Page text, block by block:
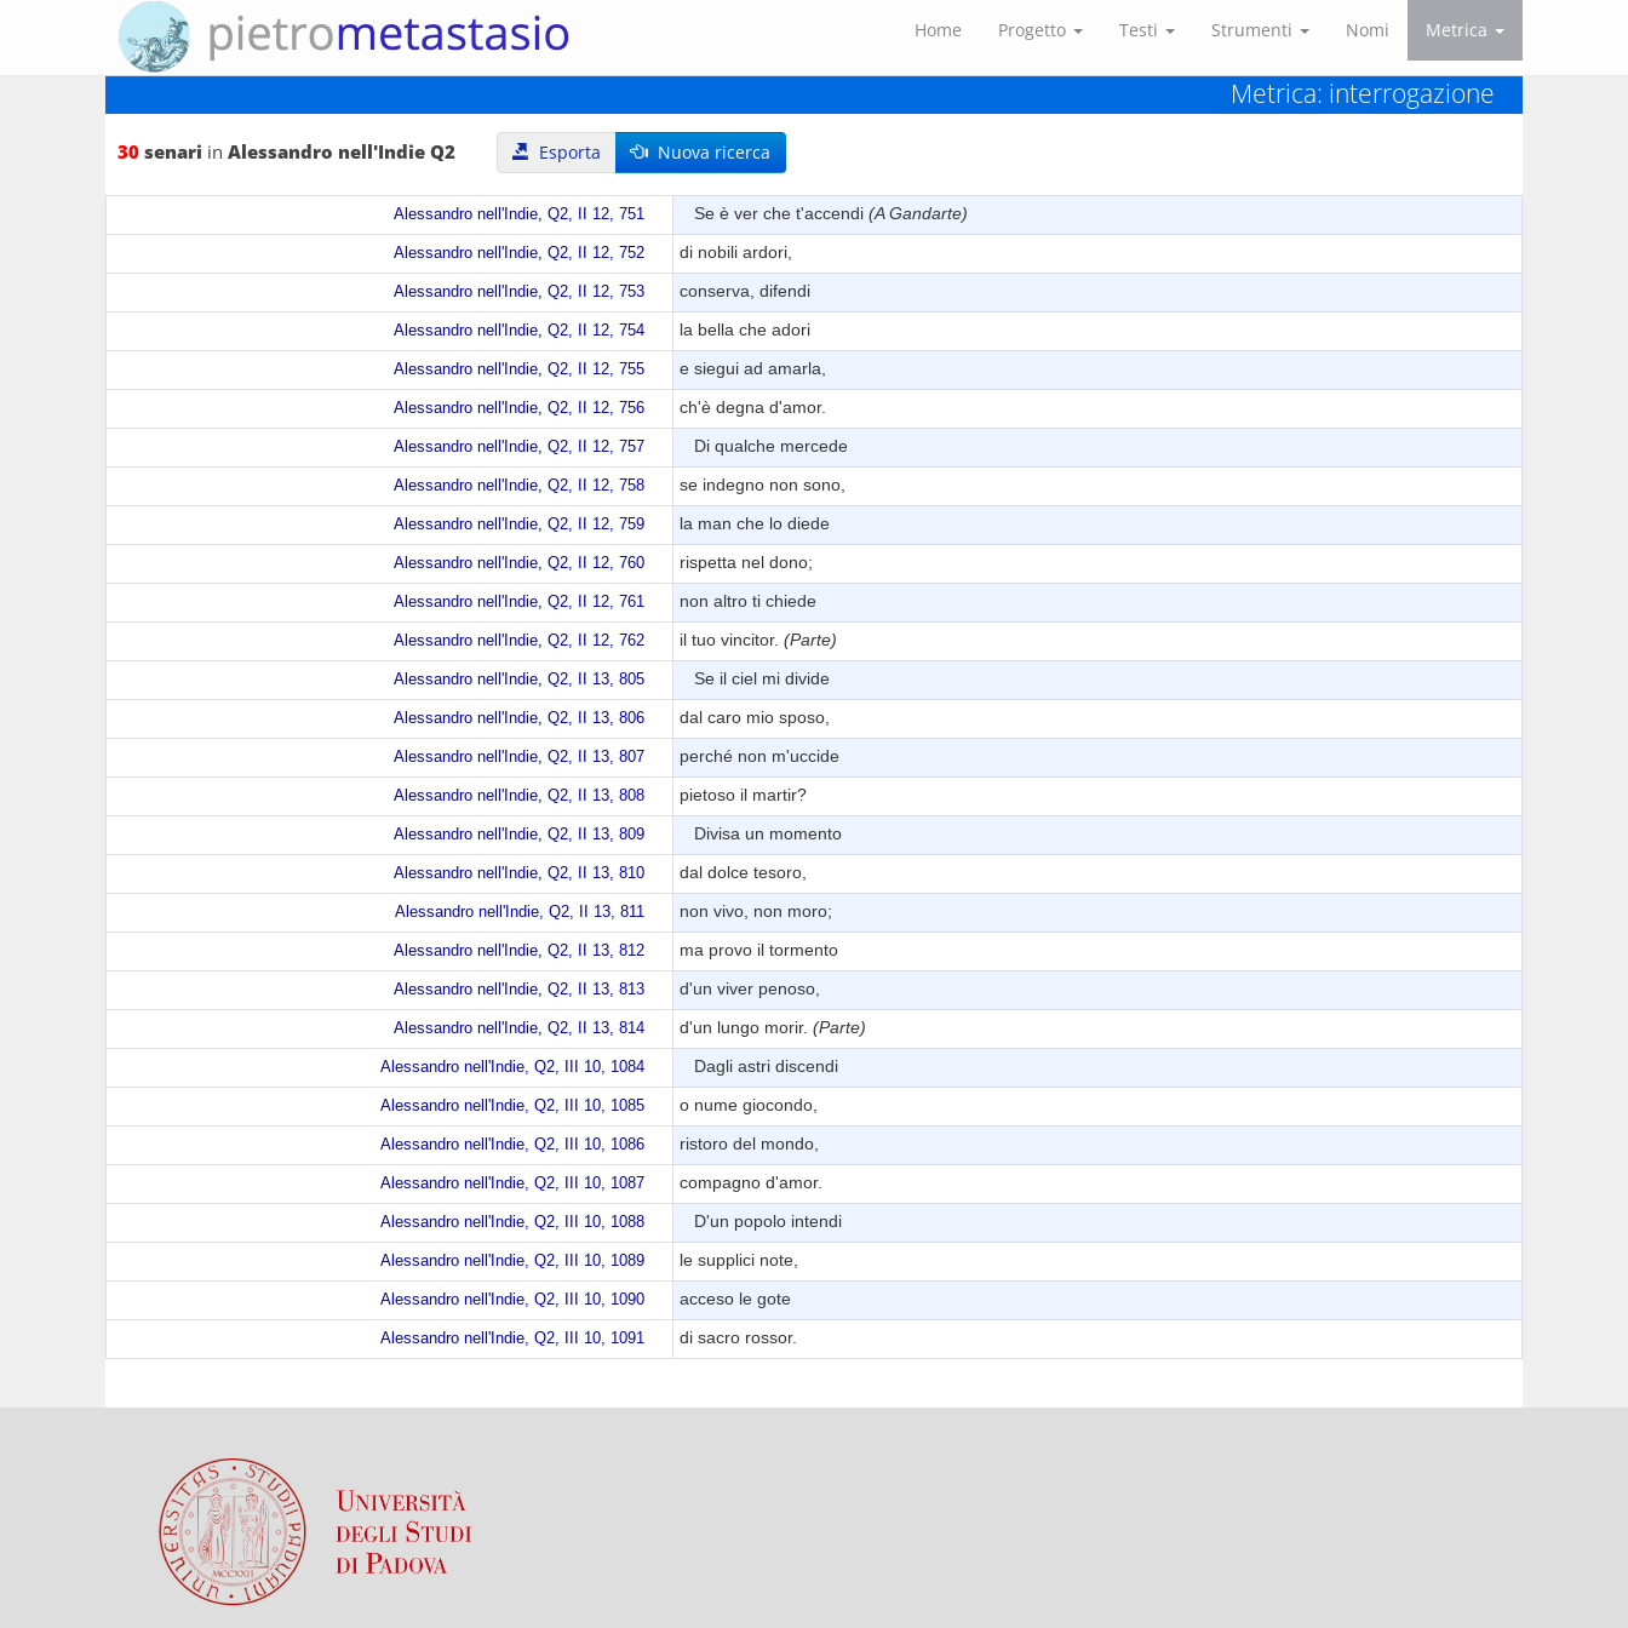
Home Progetto Testi Strumenti Nomi Metrica
Metrica: interrogazione
30 senari in Alessandro nell'Indie Q2 Esporta Nuova ricerca
Alessandro nell'Indie, Q2, II 12, 751 Se è ver che t'accendi(A Gandarte)
Alessandro nell'Indie, Q2, II 12, 752 di nobili ardori,
Alessandro nell'Indie, Q2, II 12, 753 conserva, difendi
Alessandro nell'Indie, Q2, II 12, 754 la bella che adori
Alessandro nell'Indie, Q2, II 12, 755 e siegui ad amarla,
Alessandro nell'Indie, Q2, II 12, 756 ch'è degna d'amor.
Alessandro nell'Indie, Q2, II 12, 757 Di qualche mercede
Alessandro nell'Indie, Q2, II 12, 758 se indegno non sono,
Alessandro nell'Indie, Q2, II 12, 759 la man che lo diede
Alessandro nell'Indie, Q2, II 12, 760 rispetta nel dono;
Alessandro nell'Indie, Q2, II 12, 761 non altro ti chiede
Alessandro nell'Indie, Q2, II 12, 762 il tuo vincitor.(Parte)
Alessandro nell'Indie, Q2, II 13, 805 Se il ciel mi divide
Alessandro nell'Indie, Q2, II 13, 806 dal caro mio sposo,
Alessandro nell'Indie, Q2, II 13, 807 perché non m'uccide
Alessandro nell'Indie, Q2, II 13, 808 pietoso il martir?
Alessandro nell'Indie, Q2, II 13, 809 Divisa un momento
Alessandro nell'Indie, Q2, II 13, 810 dal dolce tesoro,
Alessandro nell'Indie, Q2, II 13, 811 non vivo, non moro;
Alessandro nell'Indie, Q2, II 13, 812 ma provo il tormento
Alessandro nell'Indie, Q2, II 13, 813 d'un viver penoso,
Alessandro nell'Indie, Q2, II 13, 814 d'un lungo morir.(Parte)
Alessandro nell'Indie, Q2, III 10, 1084 Dagli astri discendi
Alessandro nell'Indie, Q2, III 10, 1085 o nume giocondo,
Alessandro nell'Indie, Q2, III 10, 1086 ristoro del mondo,
Alessandro nell'Indie, Q2, III 10, 1087 compagno d'amor.
Alessandro nell'Indie, Q2, III 10, 1088 D'un popolo intendi
Alessandro nell'Indie, Q2, III 10, 1089 le supplici note,
Alessandro nell'Indie, Q2, III 10, 1090 acceso le gote
Alessandro nell'Indie, Q2, III 10, 1091 di sacro rossor.